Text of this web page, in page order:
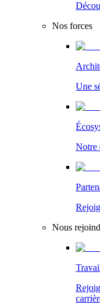
Nos forces
Une
Notre
Nous